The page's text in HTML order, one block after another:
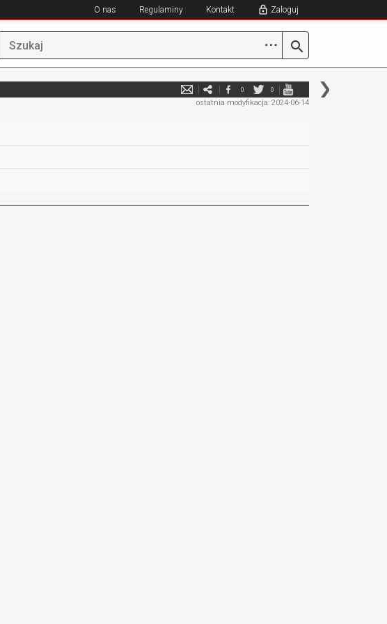
O nas Regulaminy Kontakt Zaloguj
⋯
0 0
ostatnia modyfikacja: 2024-06-14